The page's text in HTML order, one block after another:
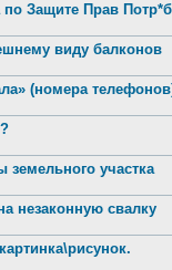
Защите Прав
виду балконов
(номера
участка
незаконную свалку